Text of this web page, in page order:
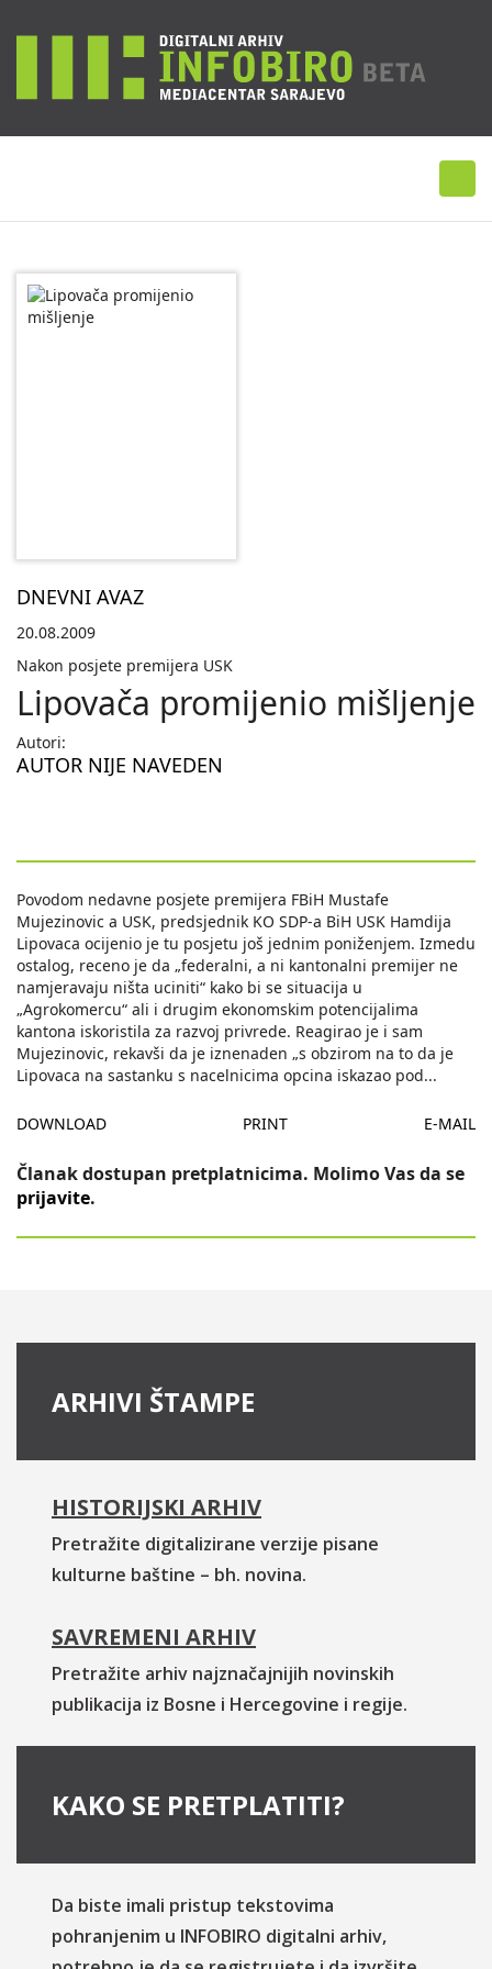
DNEVNI AVAZ
20.08.2009
Nakon posjete premijera USK
Lipovača promijenio mišljenje
Autori:
AUTOR NIJE NAVEDEN
Povodom nedavne posjete premijera FBiH Mustafe
Mujezinovic a USK, predsjednik KO SDP-a BiH USK Hamdija
Lipovaca ocijenio je tu posjetu još jednim poniženjem. Izmedu
ostalog, receno je da „federalni, a ni kantonalni premijer ne
namjeravaju ništa uciniti“ kako bi se situacija u
„Agrokomercu“ ali i drugim ekonomskim potencijalima
kantona iskoristila za razvoj privrede. Reagirao je i sam
Mujezinovic, rekavši da je iznenaden „s obzirom na to da je
Lipovaca na sastanku s nacelnicima opcina iskazao pod...
DOWNLOAD PRINT E-MAIL
Članak dostupan pretplatnicima. Molimo Vas da se
prijavite.
ARHIVI ŠTAMPE
HISTORIJSKI ARHIV
Pretražite digitalizirane verzije pisane
kulturne baštine – bh. novina.
SAVREMENI ARHIV
Pretražite arhiv najznačajnijih novinskih
publikacija iz Bosne i Hercegovine i regije.
KAKO SE PRETPLATITI?
Da biste imali pristup tekstovima
pohranjenim u INFOBIRO digitalni arhiv,